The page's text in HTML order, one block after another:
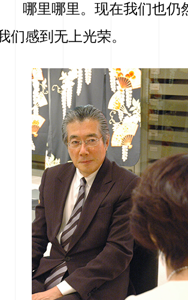
哪里哪里。现在我们也仍
们感到无上光荣。